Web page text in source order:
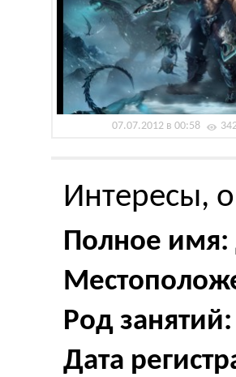
07.07.2012 в 00:58
Интересы,
Полное имя:
Род занятий:
Дата